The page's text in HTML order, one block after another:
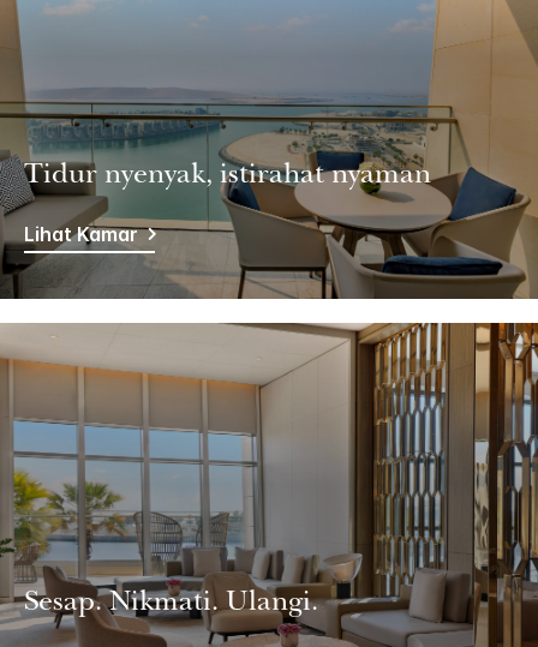
Tidur nyenyak, istirahat nyaman
Lihat Kamar
Sesap. Nikmati. Ulangi.